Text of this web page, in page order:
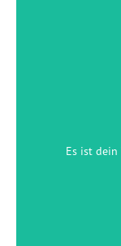
Es ist
Es ist